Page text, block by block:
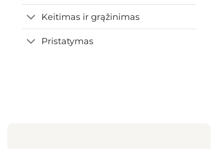
Keitimas ir grąžinimas
Pristatymas